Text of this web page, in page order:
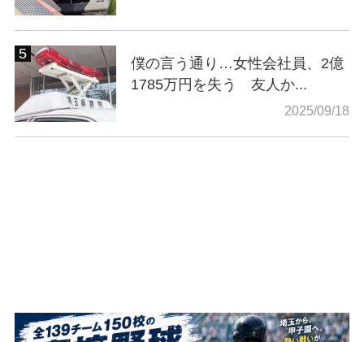
僕の言う通り…女性会社員、2億
1785万円を失う 友人か...
2025/09/18